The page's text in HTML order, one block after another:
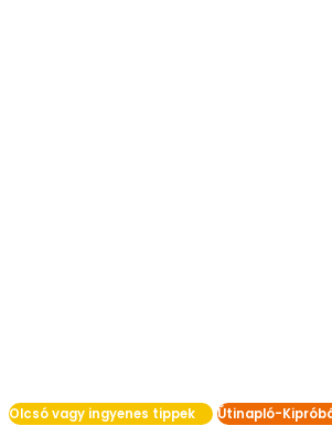
Olcsó vagy ingyenes tippek Útinapló-